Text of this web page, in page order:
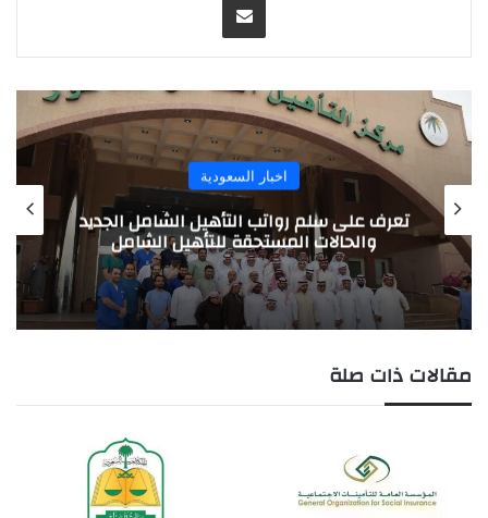
اخبار السعودية
تعرف على سلم رواتب التأهيل الشامل الجديد
والحالات المستحقة للتأهيل الشامل
مقالات ذات صلة